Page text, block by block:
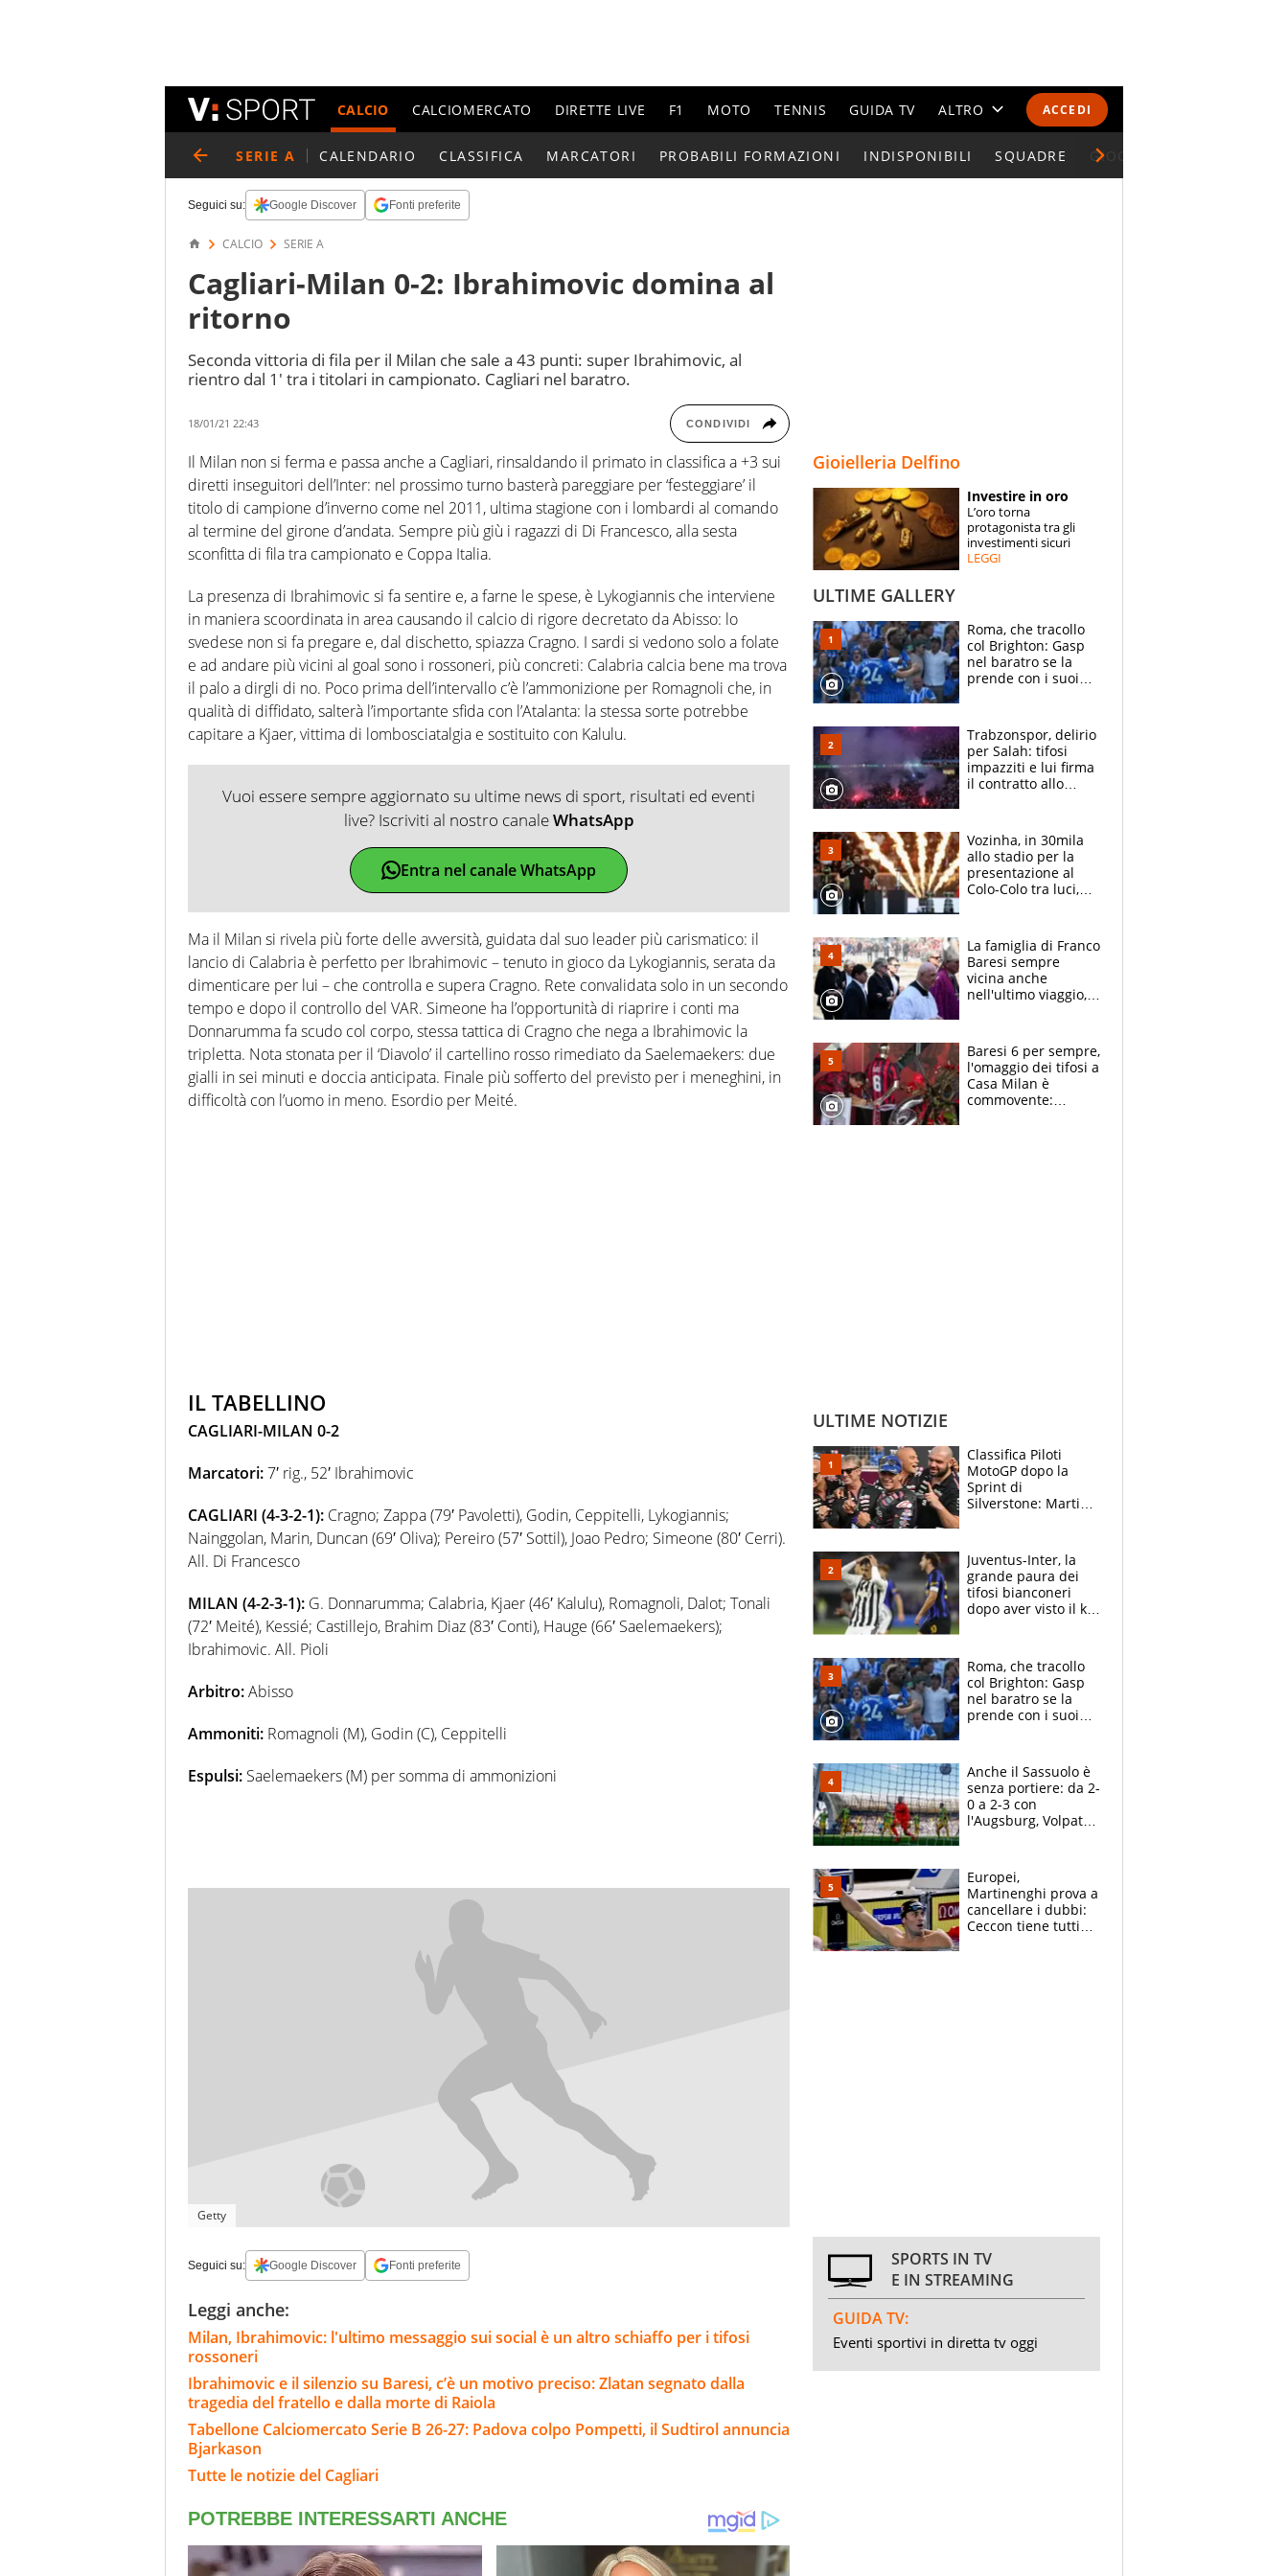
ACCEDI
CALCIO CALCIOMERCATO DIRETTE LIVE F1 MOTO TENNIS GUIDA TV ALTRO
CALENDARI E CLASSIFICHE
ESPERTI
CONTATTI
SERIE A CALENDARIO CLASSIFICA MARCATORI PROBABILI FORMAZIONI INDISPONIBILI SQUADRE GIOCATORI SERIE A
Seguici su: Google Discover Fonti preferite
CALCIO SERIE A
Cagliari-Milan 0-2: Ibrahimovic domina al
ritorno
Seconda vittoria di fila per il Milan che sale a 43 punti: super Ibrahimovic, al
rientro dal 1' tra i titolari in campionato. Cagliari nel baratro.
18/01/21 22:43 CONDIVIDI
Il Milan non si ferma e passa anche a Cagliari, rinsaldando il primato in classifica a +3 sui
diretti inseguitori dell’Inter: nel prossimo turno basterà pareggiare per ‘festeggiare’ il
titolo di campione d’inverno come nel 2011, ultima stagione con i lombardi al comando
al termine del girone d’andata. Sempre più giù i ragazzi di Di Francesco, alla sesta
sconfitta di fila tra campionato e Coppa Italia.
La presenza di Ibrahimovic si fa sentire e, a farne le spese, è Lykogiannis che interviene
in maniera scoordinata in area causando il calcio di rigore decretato da Abisso: lo
svedese non si fa pregare e, dal dischetto, spiazza Cragno. I sardi si vedono solo a folate
e ad andare più vicini al goal sono i rossoneri, più concreti: Calabria calcia bene ma trova
il palo a dirgli di no. Poco prima dell’intervallo c’è l’ammonizione per Romagnoli che, in
qualità di diffidato, salterà l’importante sfida con l’Atalanta: la stessa sorte potrebbe
capitare a Kjaer, vittima di lombosciatalgia e sostituito con Kalulu.
Vuoi essere sempre aggiornato su ultime news di sport, risultati ed eventi
live? Iscriviti al nostro canaleWhatsApp
Entra nel canale WhatsApp
Ma il Milan si rivela più forte delle avversità, guidata dal suo leader più carismatico: il
lancio di Calabria è perfetto per Ibrahimovic – tenuto in gioco da Lykogiannis, serata da
dimenticare per lui – che controlla e supera Cragno. Rete convalidata solo in un secondo
tempo e dopo il controllo del VAR. Simeone ha l’opportunità di riaprire i conti ma
Donnarumma fa scudo col corpo, stessa tattica di Cragno che nega a Ibrahimovic la
tripletta. Nota stonata per il ‘Diavolo’ il cartellino rosso rimediato da Saelemaekers: due
gialli in sei minuti e doccia anticipata. Finale più sofferto del previsto per i meneghini, in
difficoltà con l’uomo in meno. Esordio per Meité.
IL TABELLINO
CAGLIARI-MILAN 0-2
Marcatori:7′ rig., 52′ Ibrahimovic
CAGLIARI (4-3-2-1): Cragno; Zappa (79′ Pavoletti), Godin, Ceppitelli, Lykogiannis;
Nainggolan, Marin, Duncan (69′ Oliva); Pereiro (57′ Sottil), Joao Pedro; Simeone (80′ Cerri).
All. Di Francesco
MILAN (4-2-3-1): G. Donnarumma; Calabria, Kjaer (46′ Kalulu), Romagnoli, Dalot; Tonali
(72′ Meité), Kessié; Castillejo, Brahim Diaz (83′ Conti), Hauge (66′ Saelemaekers);
Ibrahimovic. All. Pioli
Arbitro:Abisso
Ammoniti: Romagnoli (M), Godin (C), Ceppitelli
Espulsi: Saelemaekers (M) per somma di ammonizioni
Getty
Seguici su: Google Discover Fonti preferite
Leggi anche:
Milan, Ibrahimovic: l'ultimo messaggio sui social è un altro schiaffo per i tifosi
rossoneri
Ibrahimovic e il silenzio su Baresi, c’è un motivo preciso: Zlatan segnato dalla
tragedia del fratello e dalla morte di Raiola
Tabellone Calciomercato Serie B 26-27: Padova colpo Pompetti, il Sudtirol annuncia
Bjarkason
Tutte le notizie del Cagliari
Gioielleria Delfino
Investire in oro
L’oro torna
protagonista tra gli
investimenti sicuri
LEGGI
ULTIME GALLERY
Roma, che tracollo
col Brighton: Gasp
nel baratro se la
prende con i suoi
Trabzonspor, delirio
per Salah: tifosi
impazziti e lui firma
il contratto allo
Vozinha, in 30mila
allo stadio per la
presentazione al
Colo-Colo tra luci,
La famiglia di Franco
Baresi sempre
vicina anche
nell'ultimo viaggio,
circondati
dall'affetto dei tifosi
Baresi 6 per sempre,
l'omaggio dei tifosi a
Casa Milan è
commovente:
ULTIME NOTIZIE
Classifica Piloti
MotoGP dopo la
Sprint di
Silverstone: Martin
Marquez
Juventus-Inter, la
grande paura dei
tifosi bianconeri
dopo aver visto il ko
Roma, che tracollo
col Brighton: Gasp
nel baratro se la
prende con i suoi
Anche il Sassuolo è
senza portiere: da 2-
0 a 2-3 con
l'Augsburg, Volpato
Europei,
Martinenghi prova a
cancellare i dubbi:
Ceccon tiene tutti
SPORTS IN TV
E IN STREAMING
GUIDA TV:
Eventi sportivi in diretta tv oggi